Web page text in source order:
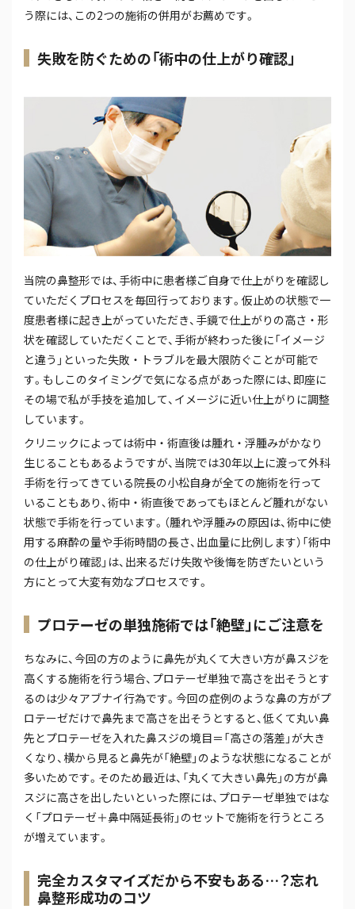
う際には、この2つの施術の併用がお薦めです。
失敗を防ぐための「術中の仕上がり確認」
当院の鼻整形では、手術中に患者様ご自身で仕上がりを確認し
ていただくプロセスを毎回行っております。仮止めの状態で一
度患者様に起き上がっていただき、手鏡で仕上がりの高さ・形
状を確認していただくことで、手術が終わった後に「イメージ
と違う」といった失敗・トラブルを最大限防ぐことが可能で
す。もしこのタイミングで気になる点があった際には、即座に
その場で私が手技を追加して、イメージに近い仕上がりに調整
しています。
クリニックによっては術中・術直後は腫れ・浮腫みがかなり
生じることもあるようですが、当院では30年以上に渡って外科
手術を行ってきている院長の小松自身が全ての施術を行って
いることもあり、術中・術直後であってもほとんど腫れがない
状態で手術を行っています。（腫れや浮腫みの原因は、術中に使
用する麻酔の量や手術時間の長さ、出血量に比例します）「術中
の仕上がり確認」は、出来るだけ失敗や後悔を防ぎたいという
方にとって大変有効なプロセスです。
プロテーゼの単独施術では「絶壁」にご注意を
ちなみに、今回の方のように鼻先が丸くて大きい方が鼻スジを
高くする施術を行う場合、プロテーゼ単独で高さを出そうとす
るのは少々アブナイ行為です。今回の症例のような鼻の方がプ
ロテーゼだけで鼻先まで高さを出そうとすると、低くて丸い鼻
先とプロテーゼを入れた鼻スジの境目＝「高さの落差」が大き
くなり、横から見ると鼻先が「絶壁」のような状態になることが
多いためです。そのため最近は、「丸くて大きい鼻先」の方が鼻
スジに高さを出したいといった際には、プロテーゼ単独ではな
く「プロテーゼ＋鼻中隔延長術」のセットで施術を行うところ
が増えています。
完全カスタマイズだから不安もある…？忘れ
鼻整形成功のコツ